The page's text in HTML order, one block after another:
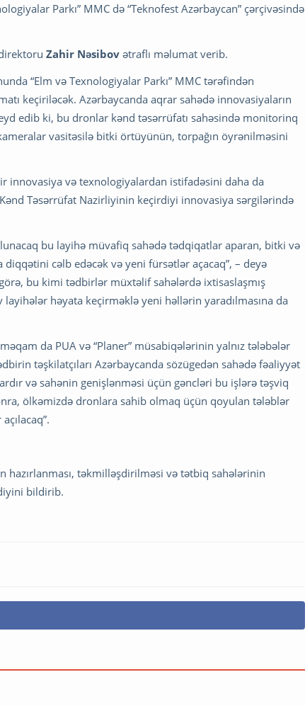
Parkı” MMC də “Teknofest Azərbaycan” çərçivəsində
Zahir Nəsibov ətraflı məlumat verib.
“Elm və Texnologiyalar Parkı” MMC tərəfindən
keçiriləcək. Azərbaycanda aqrar sahədə innovasiyaların
edib ki, bu dronlar kənd təsərrüfatı sahəsində monitorinq
vasitəsilə bitki örtüyünün, torpağın öyrənilməsini
innovasiya və texnologiyalardan istifadəsini daha da
Təsərrüfat Nazirliyinin keçirdiyi innovasiya sərgilərində
bu layihə müvafiq sahədə tədqiqatlar aparan, bitki və
cəlb edəcək və yeni fürsətlər açacaq”, – deyə
bu kimi tədbirlər müxtəlif sahələrdə ixtisaslaşmış
həyata keçirməklə yeni həllərin yaradılmasına da
da PUA və “Planer” müsabiqələrinin yalnız tələbələr
təşkilatçıları Azərbaycanda sözügedən sahədə fəaliyyət
və sahənin genişlənməsi üçün gəncləri bu işlərə təşviq
ölkəmizdə dronlara sahib olmaq üçün qoyulan tələblər
hazırlanması, təkmilləşdirilməsi və tətbiq sahələrinin
bildirib.